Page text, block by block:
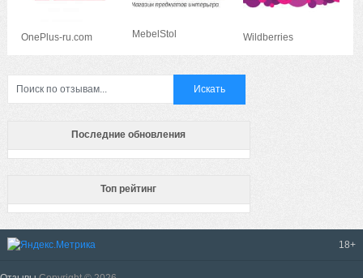
OnePlus-ru.com MebelStol Wildberries
Последние обновления
Топ рейтинг
18+